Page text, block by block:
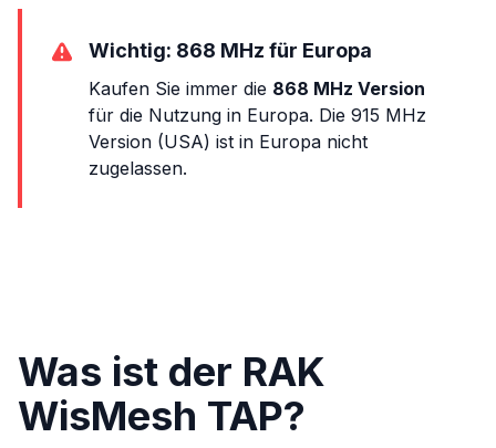
Wichtig: 868 MHz für Europa
Kaufen Sie immer die 868 MHz Version
für die Nutzung in Europa. Die 915 MHz
Version (USA) ist in Europa nicht
zugelassen.
Was ist der RAK
WisMesh TAP?